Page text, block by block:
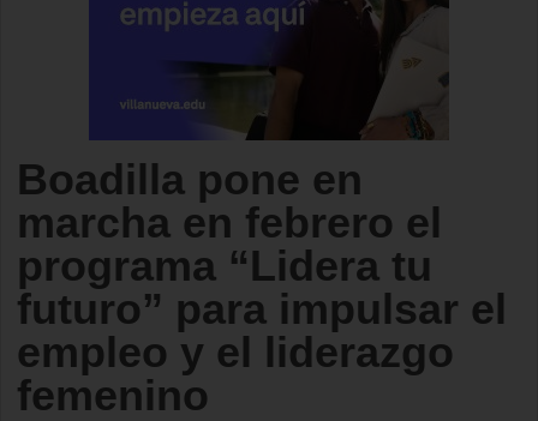
Boadilla pone en
marcha en febrero el
programa “Lidera tu
futuro” para impulsar el
empleo y el liderazgo
femenino